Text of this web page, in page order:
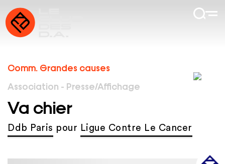
Comm. Grandes causes
Association - Presse/Affichage
Va chier
Ddb Paris pour Ligue Contre Le Cancer